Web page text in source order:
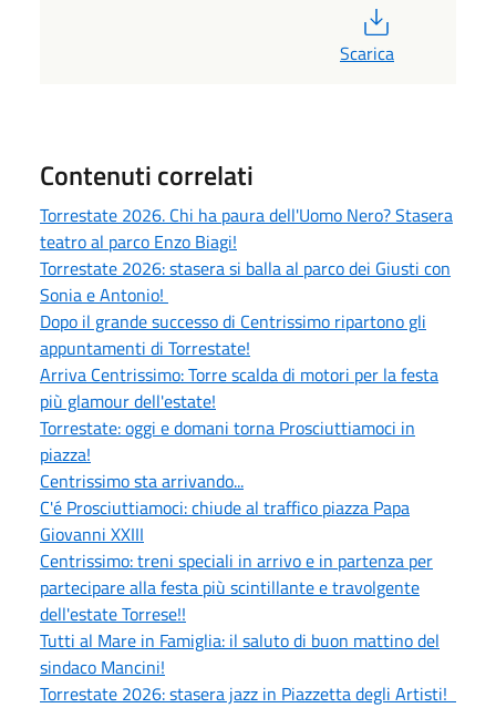
Scarica
Contenuti correlati
Torrestate 2026. Chi ha paura dell'Uomo Nero? Stasera
teatro al parco Enzo Biagi!
Torrestate 2026: stasera si balla al parco dei Giusti con
Sonia e Antonio!
Dopo il grande successo di Centrissimo ripartono gli
appuntamenti di Torrestate!
Arriva Centrissimo: Torre scalda di motori per la festa
più glamour dell'estate!
Torrestate: oggi e domani torna Prosciuttiamoci in
piazza!
Centrissimo sta arrivando...
C'é Prosciuttiamoci: chiude al traffico piazza Papa
Giovanni XXIII
Centrissimo: treni speciali in arrivo e in partenza per
partecipare alla festa più scintillante e travolgente
dell'estate Torrese!!
Tutti al Mare in Famiglia: il saluto di buon mattino del
sindaco Mancini!
Torrestate 2026: stasera jazz in Piazzetta degli Artisti!